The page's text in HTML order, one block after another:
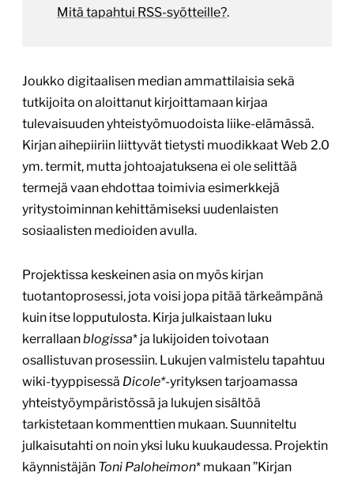
Mitä tapahtui RSS-syötteille?.
Joukko digitaalisen median ammattilaisia sekä
tutkijoita on aloittanut kirjoittamaan kirjaa
tulevaisuuden yhteistyömuodoista liike-elämässä.
Kirjan aihepiiriin liittyvät tietysti muodikkaat Web 2.0
ym. termit, mutta johtoajatuksena ei ole selittää
termejä vaan ehdottaa toimivia esimerkkejä
yritystoiminnan kehittämiseksi uudenlaisten
sosiaalisten medioiden avulla.
Projektissa keskeinen asia on myös kirjan
tuotantoprosessi, jota voisi jopa pitää tärkeämpänä
kuin itse lopputulosta. Kirja julkaistaan luku
kerrallaanblogissa* ja lukijoiden toivotaan
osallistuvan prosessiin. Lukujen valmistelu tapahtuu
wiki-tyyppisessä Dicole*-yrityksen tarjoamassa
yhteistyöympäristössä ja lukujen sisältöä
tarkistetaan kommenttien mukaan. Suunniteltu
julkaisutahti on noin yksi luku kuukaudessa. Projektin
käynnistäjän Toni Paloheimon* mukaan ”Kirjan